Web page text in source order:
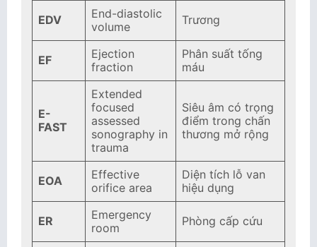
EDV
End-diastolic
volume
Trương
EF
Ejection
fraction
Phân suất tống
máu
E-
FAST
Extended
focused
assessed
sonography in
trauma
Siêu âm có trọng
điểm trong chấn
thương mở rộng
EOA
Effective
orifice area
Diện tích lỗ van
hiệu dụng
ER
Emergency
room
Phòng cấp cứu